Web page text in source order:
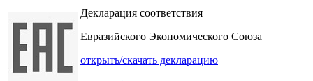
Декларация соответствия
Евразийского Экономического Союза
открыть/скачать декларацию